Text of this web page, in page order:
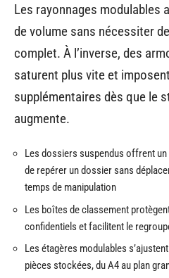
Les rayonnages modulables
de volume sans nécessiter
complet. À l’inverse, des
saturent plus vite et
supplémentaires dès que le
augmente.
Les dossiers suspendus offrent
de repérer un dossier sans
temps de manipulation
Les boîtes de classement
confidentiels et facilitent le
Les étagères modulables
pièces stockées, du A4 au plan